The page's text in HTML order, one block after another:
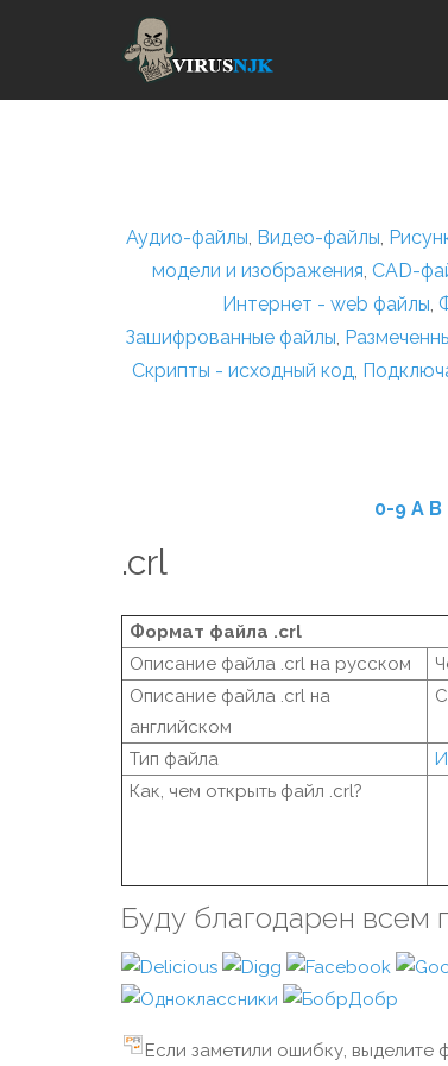
Аудио-файлы, Видео-файлы,
модели и изображения, CAD-
Интернет - web файлы,
Зашифрованные файлы,
Скрипты - исходный код,
0-9 A B
.crl
Формат файла .crl
Описание файла .crl на русском
Описание файла .crl на
английском
Тип файла
Как, чем открыть файл .crl?
Буду благодарен всем
Если заметили ошибку, выделите